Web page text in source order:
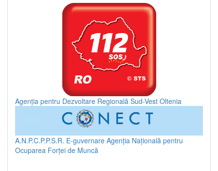
Agenția pentru Dezvoltare Regională Sud-Vest Oltenia
A.N.P.C.P.P.S.R. E-guvernare Agenția Națională pentru
Ocuparea Forței de Muncă